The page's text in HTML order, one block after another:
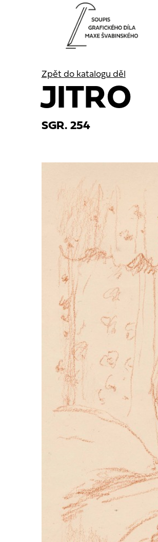
Zpět do katalogu děl
JITRO
SGR. 254